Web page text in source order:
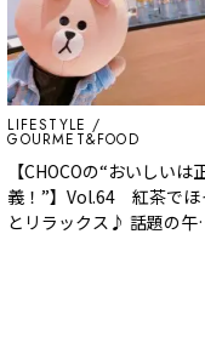
LIFESTYLE
GOURMET&FOOD
【CHOCOの“おいしいは正
義！”】Vol.64 紅茶でほ
とリラックス♪ 話題の午